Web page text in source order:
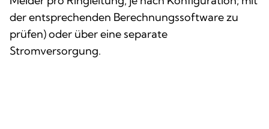
der entsprechenden Berechnungssoftware zu
prüfen) oder über eine separate
Stromversorgung.